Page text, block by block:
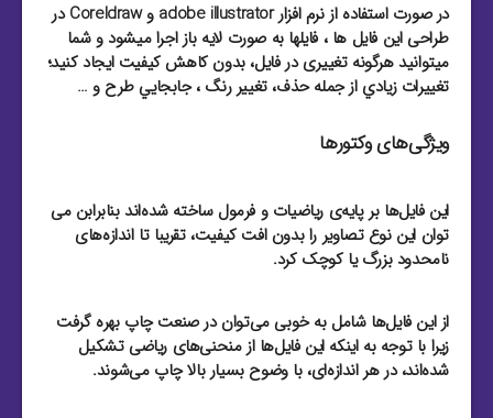
در صورت استفاده از نرم افزار adobe illustrator و Coreldraw در
طراحی این فایل ها ، فایلها به صورت لایه باز اجرا میشود و شما
میتوانید هرگونه تغییری در فایل، بدون کاهش کیفیت ایجاد کنید؛
تغييرات زيادي از جمله حذف، تغيير رنگ ، جابجايي طرح و …
ویژگی‌های وکتورها
این فایل‌ها بر پایه‌ی ریاضیات و فرمول ساخته شده‌اند بنابرابن می
توان این نوع تصاویر را بدون افت کیفیت، تقریبا تا اندازه‌های
نامحدود بزرگ یا کوچک کرد.
از این فایل‌‌ها شامل به خوبی می‌توان در صنعت چاپ بهره گرفت
زیرا با توجه به اینکه این فایل‌‌ها از منحنی‌های ریاضی تشکیل
شده‌اند، در هر اندازه‌ای، با وضوح بسیار بالا چاپ می‌شوند.